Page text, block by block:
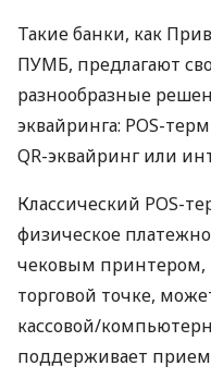
Такие банки, как
ПУМБ, предлагают
разнообразные
эквайринга: POS-
QR-эквайринг или
Классический POS-
физическое
чековым принтером,
торговой точке,
кассовой/
поддерживает